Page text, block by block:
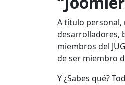
A título
desarrolladores,
miembros del
de ser miembro
Y ¿Sabes qué?